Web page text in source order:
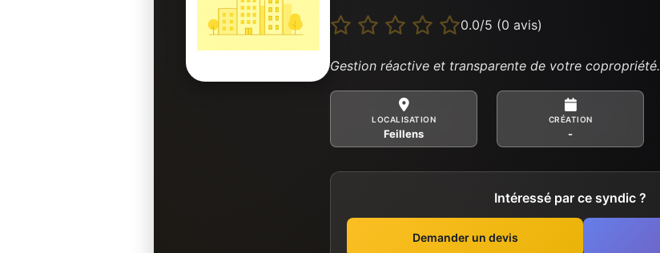
0.0/5 (0 avis)
Gestion réactive et transparente de votre copropriété.
LOCALISATION
Feillens
CRÉATION
-
Intéressé par ce syndic ?
Demander un devis